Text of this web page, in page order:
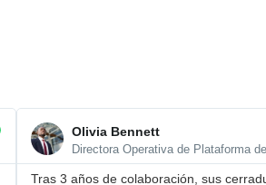
Olivia Bennett
Directora Operativa de Plataforma
Tras 3 años de colaboración, sus